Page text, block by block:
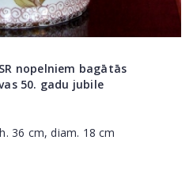
nopelniem bagātās
50. gadu jubile
36 cm, diam. 18 cm